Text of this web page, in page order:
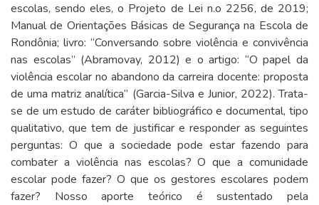
escolas, sendo eles, o Projeto de Lei n.o 2256, de 2019;
Manual de Orientações Básicas de Segurança na Escola de
Rondônia; livro: “Conversando sobre violência e convivência
nas escolas” (Abramovay, 2012) e o artigo: “O papel da
violência escolar no abandono da carreira docente: proposta
de uma matriz analítica” (Garcia-Silva e Junior, 2022). Trata-
se de um estudo de caráter bibliográfico e documental, tipo
qualitativo, que tem de justificar e responder as seguintes
perguntas: O que a sociedade pode estar fazendo para
combater a violência nas escolas? O que a comunidade
escolar pode fazer? O que os gestores escolares podem
fazer? Nosso aporte teórico é sustentado pela